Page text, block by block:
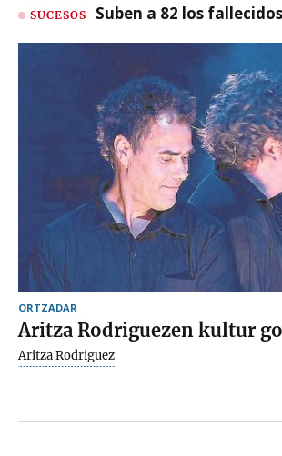
SUCESOS Suben a 82 los
ORTZADAR
Aritza Rodriguezen kultur
Aritza Rodriguez